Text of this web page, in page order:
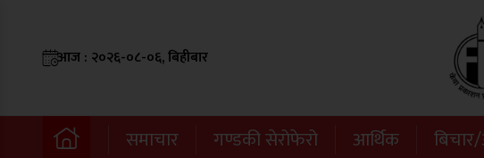
आज : २०२६-०८-०६, बिहीबार
समाचार गण्डकी सेरोफेरो आर्थिक बिचार/